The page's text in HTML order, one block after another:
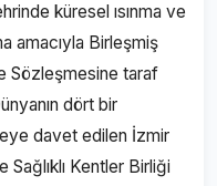
küresel ısınma ve
amacıyla Birleşmiş
Sözleşmesine taraf
dört bir
davet edilen İzmir
Kentler Birliği